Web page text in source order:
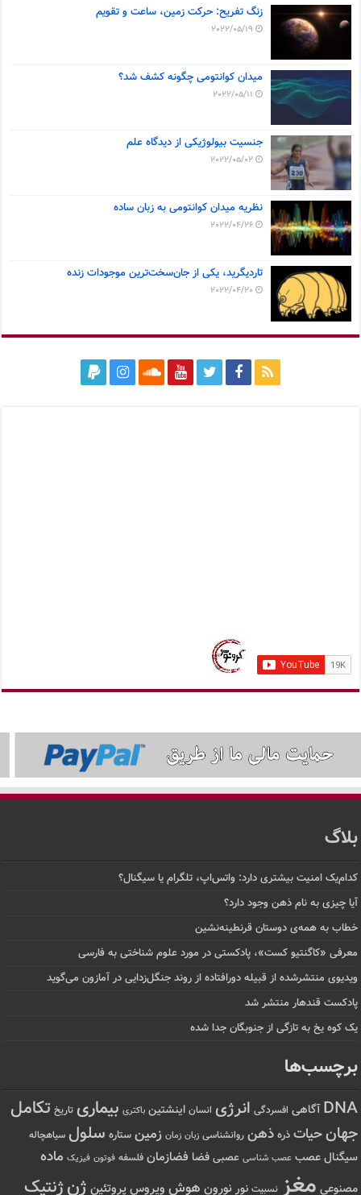
زنگ تفریح: حرکت زمین، ساعت و تقویم
2022/05/19
میدان کوانتومی چگونه کشف شد؟
2022/05/11
جنسیت بیولوژیکی از دیدگاه علم
2022/05/02
نظریه میدان کوانتومی به زبان ساده
2022/04/26
تاردیگرید، یکی از جان‌سخت‌ترین موجودات زنده
2022/04/20
بلاگ
کدام‌یک امنیت بیشتری دارد: واتس‌اپ، تلگرام یا سیگنال؟
آیا چیزی به نام ذهن وجود دارد؟
خطاب به همه‌ی دوستان قرنطینه‌نشین
معرفی «کاگنتیو کست»، پادکستی در مورد علوم شناختی به فارسی
ویدیوی منتشرشده از قبیله دورافتاده‌ از روند جنگل‌زدایی در آمازون می‌گوید
پادکست قندهار منتشر شد
یک کوه یخ به تازگی از جنوبگان جدا شده
برچسب‌ها
DNA آگاهی افسردگی انرژی انسان اینشتین باکتری بیماری تاریخ تکامل
جهانحیات ذره ذهن روانشناسی زبان زمان زمین ستاره سلول سیاهچاله
سیگنال عصب عصب شناسی عصبی فضا فضازمان فلسفه فوتون فیزیک ماده
مصنوعی مغز نسبیت نور نورون هوش ویروس پروتئین ژنژنتیک